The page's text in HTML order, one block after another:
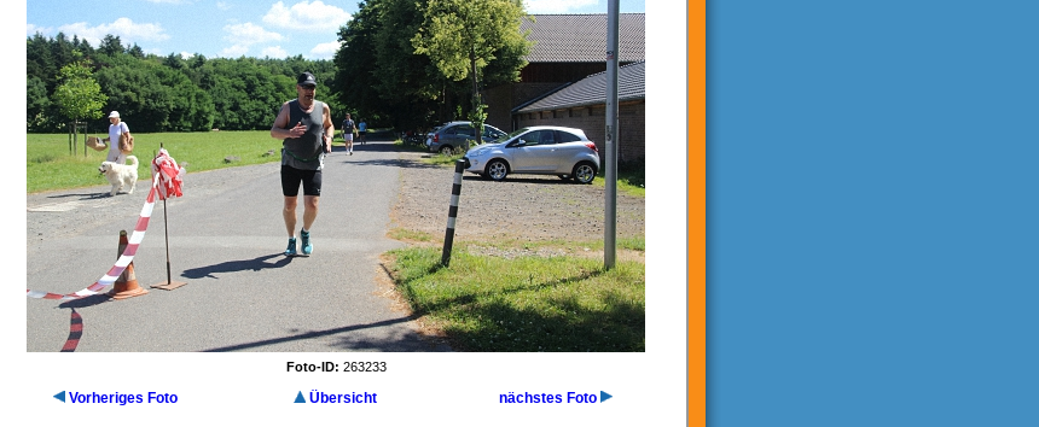
Foto-ID: 263233
Vorheriges Foto Übersicht nächstes Foto